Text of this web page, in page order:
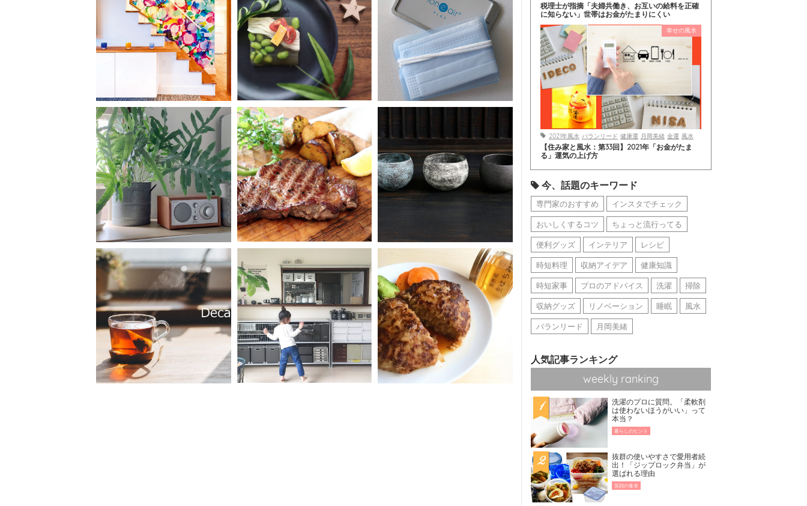
税理士が指摘「夫婦共働き、お互いの給料を正確
に知らない」世帯はお金がたまりにくい
幸せの風水
2021年風水 バランリード 健康運 月岡美緒 金運 風水
【住み家と風水：第33回】2021年「お金がたま
る」運気の上げ方
今、話題のキーワード
専門家のおすすめ インスタでチェック
おいしくするコツ ちょっと流行ってる
便利グッズ インテリア レシピ
時短料理 収納アイデア 健康知識
時短家事 プロのアドバイス 洗濯 掃除
収納グッズ リノベーション 睡眠 風水
バランリード 月岡美緒
人気記事ランキング
weekly ranking
洗濯のプロに質問。「柔軟剤
は使わないほうがいい」って
本当？
暮らしのヒント
抜群の使いやすさで愛用者続
出！「ジップロック弁当」が
選ばれる理由
笑顔の食卓